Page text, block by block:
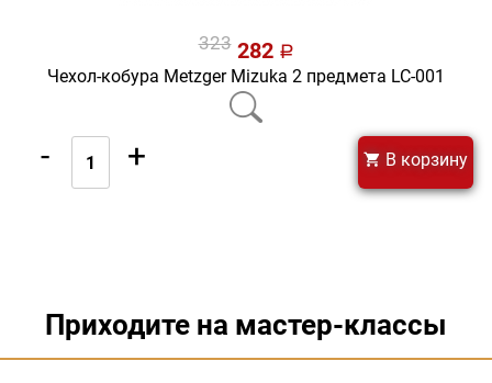
323282 a
Чехол-кобура Metzger Mizuka 2 предмета LC-001
- + В корзину
Приходите на мастер-классы